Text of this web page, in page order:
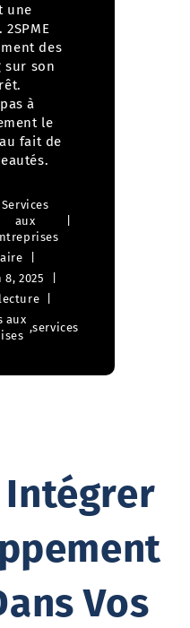
une
des
sur son
à
le
fait de
Services
aux
2025
aux
,services
Intégrer
Vos